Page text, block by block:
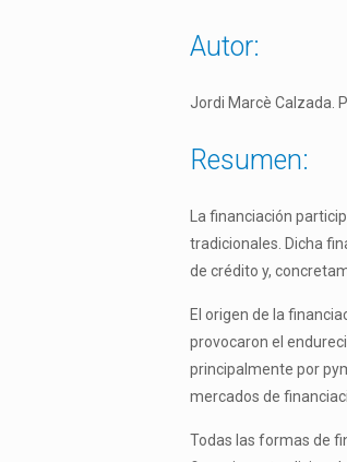
Autor:
Jordi Marcè Calzada.
Resumen:
La financiación
tradicionales. Dicha
de crédito y,
El origen de la
provocaron el
principalmente por
mercados de
Todas las formas de